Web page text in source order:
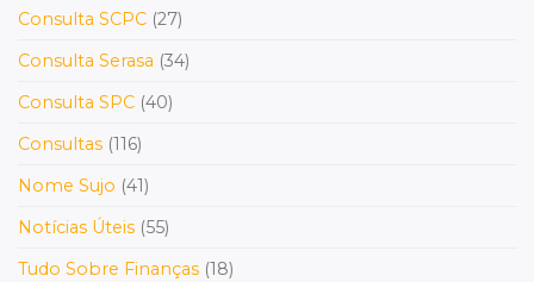
Consulta SCPC (27)
Consulta Serasa (34)
Consulta SPC (40)
Consultas (116)
Nome Sujo (41)
Notícias Úteis (55)
Tudo Sobre Finanças (18)